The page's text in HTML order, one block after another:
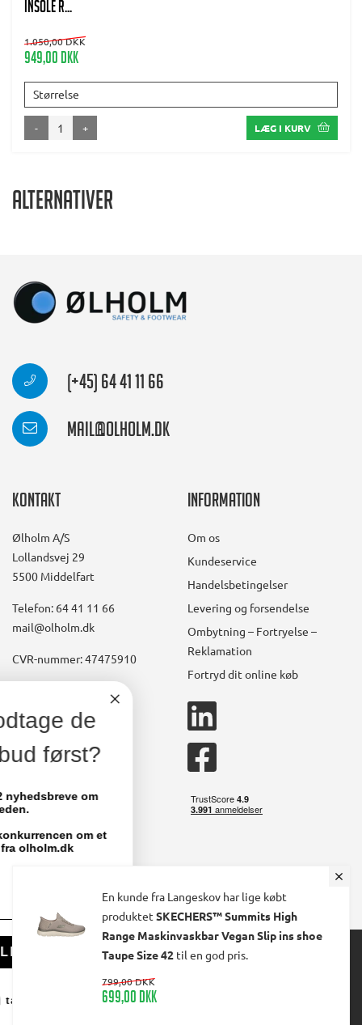
insole R...
1.050,00 DKK
949,00 DKK
Størrelse
- + LÆG I KURV
Alternativer
(+45) 64 41 11 66
mail@olholm.dk
Kontakt
Ølholm A/S
Lollandsvej 29
5500 Middelfart
Telefon: 64 41 11 66
mail@olholm.dk
CVR-nummer: 47475910
Information
Om os
Kundeservice
Handelsbetingelser
Levering og forsendelse
Ombytning – Fortryelse –
Reklamation
Fortryd dit online køb
Konto
Brugerkonto, startside
Ordrer
Fakturaer
square
square
© 2024 Ølholm A/S. All Rights Reserved.
En kunde fra Langeskov har lige købt
produktet SKECHERS™ Summits High
Range Maskinvaskbar Vegan Slip ins shoe
Taupe Size 42 til en god pris.
799,00 DKK
699,00 DKK
Vil du modtage de
bedste tilbud først?
Vi sender dig 1-2 nyhedsbreve om
Deltag samtidig i konkurrencen om et
par nye sko fra olholm.dk
TILMELD MIG
Nej tak